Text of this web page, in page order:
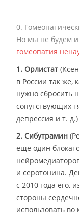
0.
Но мы не будем
гомеопатия
1. Орлистат
в России так же,
нужно сбросить
сопутствующих
депрессия и т. д.)
2. Сибутрамин
ещё один
и серотонина.
с 2010 года его,
стороны
использовать во